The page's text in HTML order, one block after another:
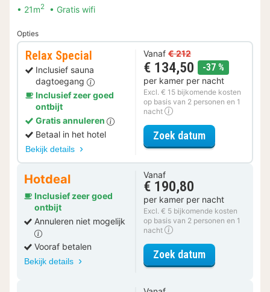
21m2 Gratis wifi
Opties
Relax Special
Inclusief sauna
dagtoegang
Inclusief zeer goed
ontbijt
Gratis annuleren
Betaal in het hotel
Bekijk details
Vanaf € 212
€ 134,50 -37 %
per kamer per nacht
Excl. € 15 bijkomende kosten
op basis van 2 personen en 1
nacht
Zoek datumvoor Relax
Hotdeal
Inclusief zeer goed
ontbijt
Annuleren niet mogelijk
Vooraf betalen
Bekijk details
Vanaf
€ 190,80
per kamer per nacht
Excl. € 5 bijkomende kosten
op basis van 2 personen en 1
nacht
Zoek datumvoor Comfort